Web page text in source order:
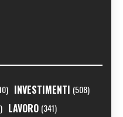
INVESTIMENTI (508)
LAVORO (341)